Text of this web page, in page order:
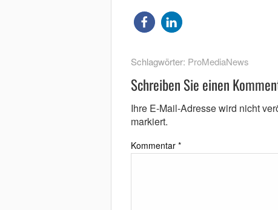
Schlagwörter: ProMediaNews
Schreiben Sie einen
Ihre E-Mail-Adresse wird nicht
markiert.
Kommentar *